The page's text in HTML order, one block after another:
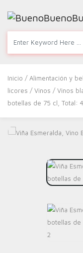
Inicio / Alimentación y
licores /Vinos /Vinos
botellas de 75 cl, Total: